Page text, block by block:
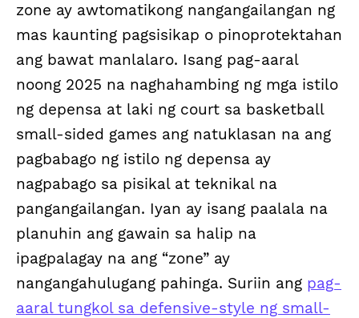
zone ay awtomatikong nangangailangan ng
mas kaunting pagsisikap o pinoprotektahan
ang bawat manlalaro. Isang pag-aaral
noong 2025 na naghahambing ng mga istilo
ng depensa at laki ng court sa basketball
small-sided games ang natuklasan na ang
pagbabago ng istilo ng depensa ay
nagpabago sa pisikal at teknikal na
pangangailangan. Iyan ay isang paalala na
planuhin ang gawain sa halip na
ipagpalagay na ang “zone” ay
nangangahulugang pahinga. Suriin ang pag-
aaral tungkol sa defensive-style ng small-